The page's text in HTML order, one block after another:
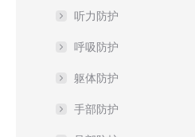
听力防护
呼吸防护
躯体防护
手部防护